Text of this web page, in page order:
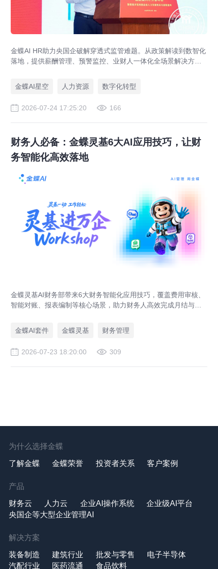
金蝶AI HR助力央国企破解穿透式监管难题。从政策解读到数智化
落地，提供薪酬管理、预警监控、业财人一体化全场景解决方
金蝶AI星空
人力资源 数字化转型
2026-07-24 17:25:20 166
财务人必备：金蝶灵基6大AI应用技巧，让财
务智能化高效落地
金蝶灵基AI财务部带来6大财务智能化应用技巧，覆盖费用审核、
智能对账、报表编制等核心场景，助力财务人高效完成月结与业
金蝶AI套件
金蝶灵基 财务管理
2026-07-23 18:20:00 309
为什么选择金蝶
了解金蝶 金蝶荣誉 投资者关系 客户案例
产品
财务云 人力云 企业AI操作系统
企业级AI平台
央国企等大型企业管理AI
解决方案
装备制造 建筑行业 批发与零售
电子半导体
汽配行业
医药流通 食品饮料